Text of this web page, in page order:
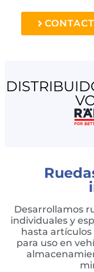
Desarrollamos
individuales y
hasta
para uso en